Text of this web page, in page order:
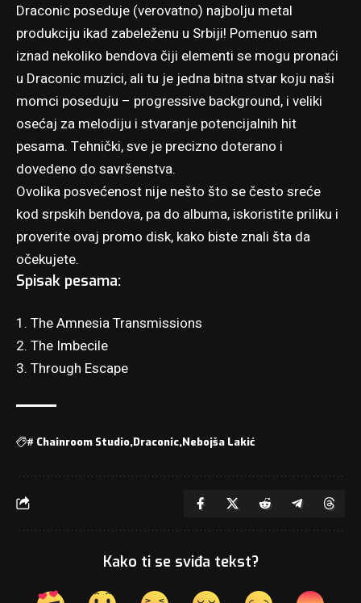
Draconic poseduje (verovatno) najbolju metal
produkciju ikad zabeleženu u Srbiji! Pomenuo sam
iznad nekoliko bendova čiji elementi se mogu pronaći
u Draconic muzici, ali tu je jedna bitna stvar koju naši
momci poseduju – progressive background, i veliki
osećaj za melodiju i stvaranje potencijalnih hit
pesama. Tehnički, sve je precizno doterano i
dovedeno do savršenstva.
Ovolika posvećenost nije nešto što se često sreće
kod srpskih bendova, pa do albuma, iskoristite priliku i
proverite ovaj promo disk, kako biste znali šta da
očekujete.
Spisak pesama:
1. The Amnesia Transmissions
2. The Imbecile
3. Through Escape
# Chainroom Studio Draconic Nebojša Lakić
Kako ti se sviđa tekst?